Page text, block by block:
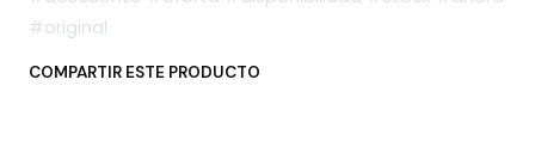
#original
COMPARTIR ESTE PRODUCTO